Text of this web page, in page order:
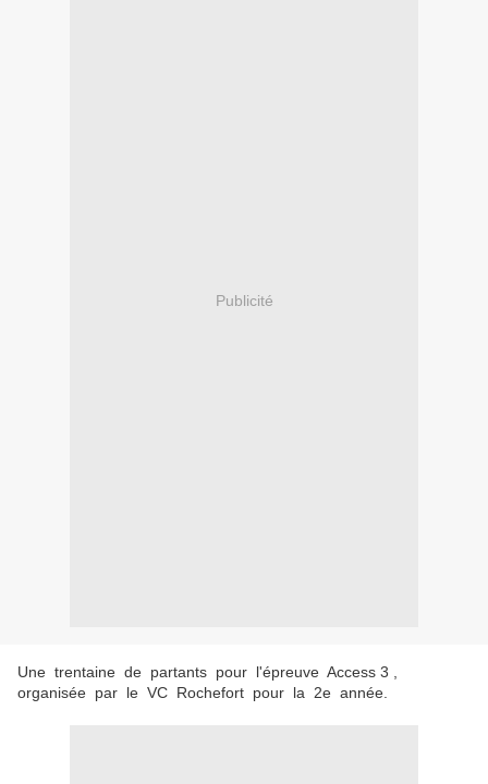
Publicité
Une trentaine de partants pour l'épreuve Access 3 ,
organisée par le VC Rochefort pour la 2e année.